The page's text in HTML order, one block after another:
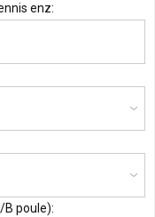
enz:
poule):